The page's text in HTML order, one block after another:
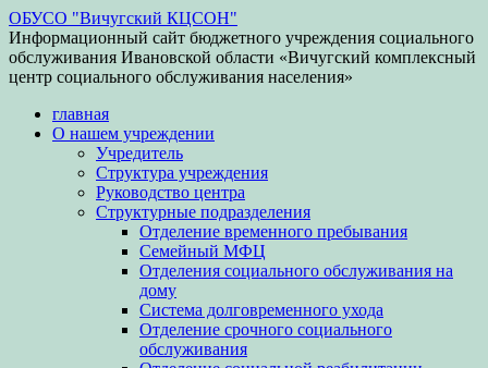
ОБУСО "Вичугский КЦСОН"
Информационный сайт бюджетного учреждения социального
обслуживания Ивановской области «Вичугский комплексный
центр социального обслуживания населения»
главная
О нашем учреждении
Учредитель
Структура учреждения
Руководство центра
Структурные подразделения
Отделение временного пребывания
Семейный МФЦ
Отделения социального обслуживания на
дому
Система долговременного ухода
Отделение срочного социального
обслуживания